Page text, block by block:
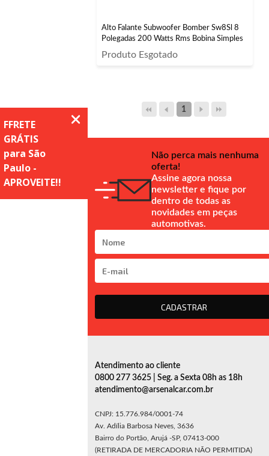
Alto Falante Subwoofer Bomber Sw8Sl 8
Polegadas 200 Watts Rms Bobina Simples
Produto Esgotado
1
Não perca mais nenhuma
oferta!
Assine agora nossa
newsletter e fique por
dentro de todas as
novidades em peças
automotivas.
CADASTRAR
Atendimento ao cliente
0800 277 3625 | Seg. a Sexta 08h as 18h
atendimento@arsenalcar.com.br
CNPJ: 15.776.984/0001-74
Av. Adília Barbosa Neves, 3636
Bairro do Portão, Arujá -SP, 07413-000
(RETIRADA DE MERCADORIA NÃO PERMITIDA)